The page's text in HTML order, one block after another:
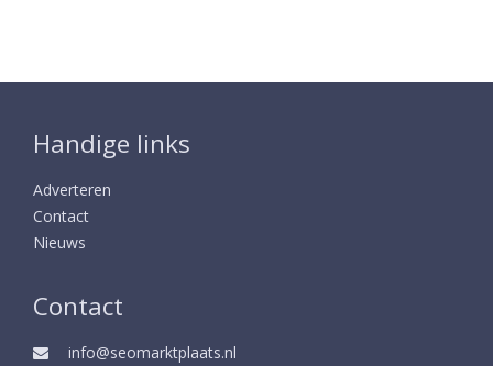
Handige links
Adverteren
Contact
Nieuws
Contact
info@seomarktplaats.nl